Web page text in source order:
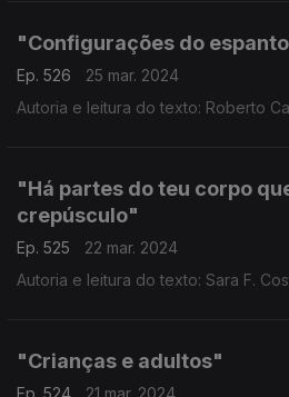
"Configurações do
Ep. 526
25 mar. 2024
Autoria e leitura do texto: Roberto
"Há partes do teu corpo
crepúsculo"
Ep. 525
22 mar. 2024
Autoria e leitura do texto: Sara F.
"Crianças e adultos"
Ep. 524 21 mar. 2024